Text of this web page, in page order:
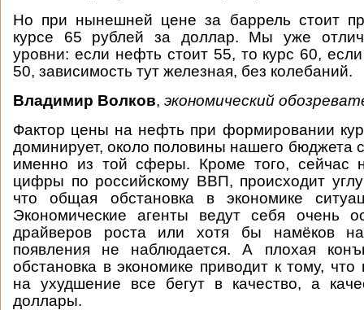
Но при нынешней цене за баррель стоит
курсе 65 рублей за доллар. Мы уже
уровни: если нефть стоит 55, то курс 60,
50, зависимость тут железная, без колебаний.
Владимир Волков, экономический
Фактор цены на нефть при формировании
доминирует, около половины нашего бюджета
именно из той сферы. Кроме того, сейчас
цифры по российскому ВВП, происходит
что общая обстановка в экономике
Экономические агенты ведут себя очень
драйверов роста или хотя бы намёков
появления не наблюдается. А плохая
обстановка в экономике приводит к тому,
на ухудшение все бегут в качество, а
доллары.